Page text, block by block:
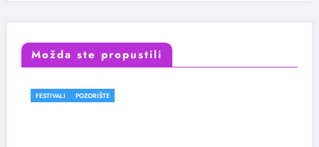
Možda ste propustili
POZORIŠTE